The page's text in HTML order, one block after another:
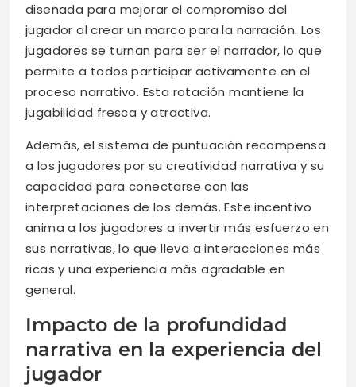
diseñada para mejorar el compromiso del
jugador al crear un marco para la narración. Los
jugadores se turnan para ser el narrador, lo que
permite a todos participar activamente en el
proceso narrativo. Esta rotación mantiene la
jugabilidad fresca y atractiva.
Además, el sistema de puntuación recompensa
a los jugadores por su creatividad narrativa y su
capacidad para conectarse con las
interpretaciones de los demás. Este incentivo
anima a los jugadores a invertir más esfuerzo en
sus narrativas, lo que lleva a interacciones más
ricas y una experiencia más agradable en
general.
Impacto de la profundidad
narrativa en la experiencia del
jugador